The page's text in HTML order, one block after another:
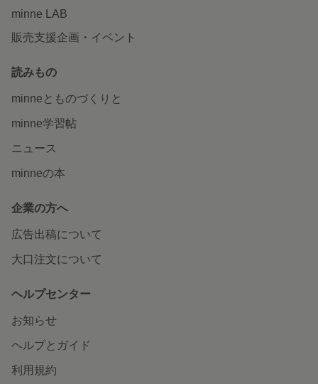
minne LAB
販売支援企画・イベント
読みもの
minneとものづくりと
minne学習帖
ニュース
minneの本
企業の方へ
広告出稿について
大口注文について
ヘルプセンター
お知らせ
ヘルプとガイド
利用規約